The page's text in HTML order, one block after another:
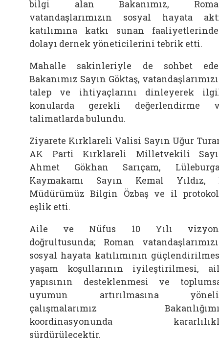
bilgi alan Bakanımız,
vatandaşlarımızın sosyal hayata
katılımına katkı sunan
dolayı dernek yöneticilerini tebrik etti.
Mahalle sakinleriyle de sohbet
Bakanımız Sayın Göktaş,
talep ve ihtiyaçlarını dinleyerek
konularda gerekli değerlendirme
talimatlarda bulundu.
Ziyarete Kırklareli Valisi Sayın Uğur
AK Parti Kırklareli Milletvekili
Ahmet Gökhan Sarıçam,
Kaymakamı Sayın Kemal Yıldız,
Müdürümüz Bilgin Özbaş ve il
eşlik etti.
Aile ve Nüfus 10 Yılı
doğrultusunda; Roman
sosyal hayata katılımının
yaşam koşullarının iyileştirilmesi,
yapısının desteklenmesi ve
uyumun artırılmasına
çalışmalarımız
koordinasyonunda
sürdürülecektir.